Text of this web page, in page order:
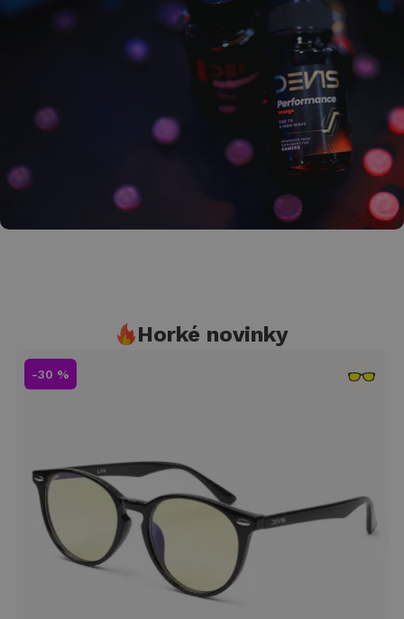
Zachyť každý krok
nepřítele
Rozdíl mezi vítězstvím a prohrou!
Zjisti více
energie
Horké novinky
-30 %